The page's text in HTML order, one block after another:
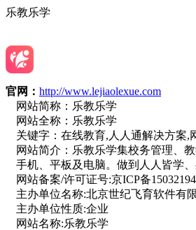
乐教乐学
官网： http://www.lejiaolexue.com
网站简称： 乐教乐学
网站全称： 乐教乐学
关键字： 在线教育,人人通解决方案,
网站简介： 乐教乐学集校务管理、
手机、平板及电脑。做到人人皆学
网站备案/许可证号:京ICP备
主办单位名称:北京世纪飞育软件有
主办单位性质:企业
网站名称:乐教乐学